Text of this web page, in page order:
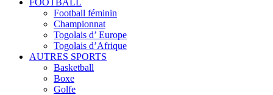
Football féminin
Championnat
Togolais d’ Europe
Togolais d’Afrique
AUTRES SPORTS
Basketball
Boxe
Golfe